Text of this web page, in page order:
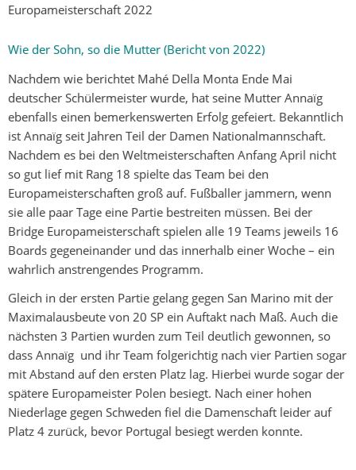
Europameisterschaft 2022
Wie der Sohn, so die Mutter (Bericht von 2022)
Nachdem wie berichtet Mahé Della Monta Ende Mai
deutscher Schülermeister wurde, hat seine Mutter Annaïg
ebenfalls einen bemerkenswerten Erfolg gefeiert. Bekanntlich
ist Annaïg seit Jahren Teil der Damen Nationalmannschaft.
Nachdem es bei den Weltmeisterschaften Anfang April nicht
so gut lief mit Rang 18 spielte das Team bei den
Europameisterschaften groß auf. Fußballer jammern, wenn
sie alle paar Tage eine Partie bestreiten müssen. Bei der
Bridge Europameisterschaft spielen alle 19 Teams jeweils 16
Boards gegeneinander und das innerhalb einer Woche – ein
wahrlich anstrengendes Programm.
Gleich in der ersten Partie gelang gegen San Marino mit der
Maximalausbeute von 20 SP ein Auftakt nach Maß. Auch die
nächsten 3 Partien wurden zum Teil deutlich gewonnen, so
dass Annaïg und ihr Team folgerichtig nach vier Partien sogar
mit Abstand auf den ersten Platz lag. Hierbei wurde sogar der
spätere Europameister Polen besiegt. Nach einer hohen
Niederlage gegen Schweden fiel die Damenschaft leider auf
Platz 4 zurück, bevor Portugal besiegt werden konnte.